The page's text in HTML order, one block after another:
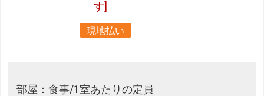
す]
現地払い
部屋：食事/1室あたりの定員